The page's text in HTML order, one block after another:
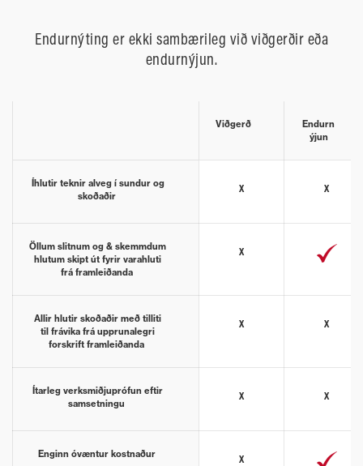
Endurnýting er ekki sambærileg við viðgerðir eða
endurnýjun.
Viðgerð
Endurn
ýjun
Íhlutir teknir alveg í sundur og
skoðaðir
x x
Öllum slitnum og & skemmdum
hlutum skipt út fyrir varahluti
frá framleiðanda
x
Allir hlutir skoðaðir með tilliti
til frávika frá upprunalegri
forskrift framleiðanda
x x
Ítarleg verksmiðjuprófun eftir
samsetningu
x x
Enginn óvæntur kostnaður x